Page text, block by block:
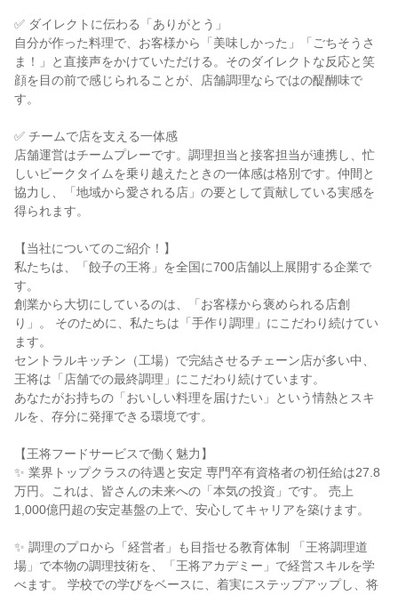
✅ ダイレクトに伝わる「ありがとう」
自分が作った料理で、お客様から「美味しかった」「ごちそうさ
ま！」と直接声をかけていただける。そのダイレクトな反応と笑
顔を目の前で感じられることが、店舗調理ならではの醍醐味で
す。
✅ チームで店を支える一体感
店舗運営はチームプレーです。調理担当と接客担当が連携し、忙
しいピークタイムを乗り越えたときの一体感は格別です。仲間と
協力し、「地域から愛される店」の要として貢献している実感を
得られます。
【当社についてのご紹介！】
私たちは、「餃子の王将」を全国に700店舗以上展開する企業で
す。
創業から大切にしているのは、「お客様から褒められる店創
り」。 そのために、私たちは「手作り調理」にこだわり続けてい
ます。
セントラルキッチン（工場）で完結させるチェーン店が多い中、
王将は「店舗での最終調理」にこだわり続けています。
あなたがお持ちの「おいしい料理を届けたい」という情熱とスキ
ルを、存分に発揮できる環境です。
【王将フードサービスで働く魅力】
✨ 業界トップクラスの待遇と安定 専門卒有資格者の初任給は27.8
万円。これは、皆さんの未来への「本気の投資」です。 売上
1,000億円超の安定基盤の上で、安心してキャリアを築けます。
✨ 調理のプロから「経営者」も目指せる教育体制 「王将調理道
場」で本物の調理技術を、「王将アカデミー」で経営スキルを学
べます。 学校での学びをベースに、着実にステップアップし、将